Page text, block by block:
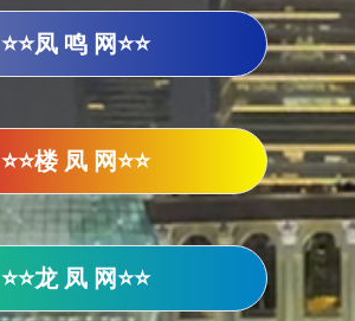
⭐⭐凤 鸣 网⭐⭐
⭐⭐楼 凤 网⭐⭐
⭐⭐龙 凤 网⭐⭐